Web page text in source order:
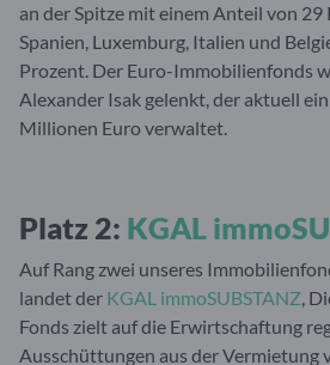
an der Spitze mit einem Anteil von
Spanien, Luxemburg, Italien und
Prozent. Der Euro-Immobilienfonds
Alexander Isak gelenkt, der aktuell
Millionen Euro verwaltet.
Platz 2: KGAL
Auf Rang zwei unseres
landet der KGAL immoSUBSTANZ,
Fonds zielt auf die Erwirtschaftung
Ausschüttungen aus der Vermietung